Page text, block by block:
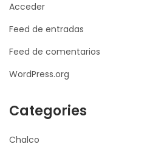
Acceder
Feed de entradas
Feed de comentarios
WordPress.org
Categories
Chalco